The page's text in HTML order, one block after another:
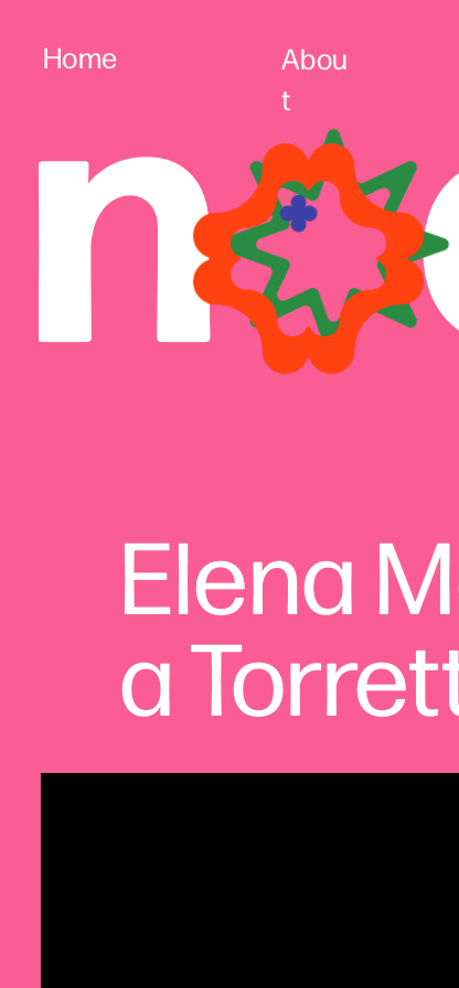
Home
Abou
t
Elena
a